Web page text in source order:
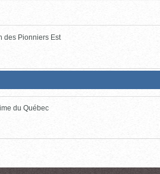
des Pionniers Est
du Québec